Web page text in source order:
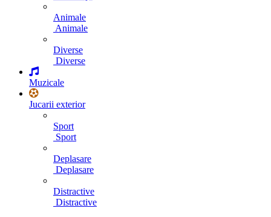
Animale
Animale
Diverse
Diverse
Muzicale
Jucarii exterior
Sport
Sport
Deplasare
Deplasare
Distractive
Distractive